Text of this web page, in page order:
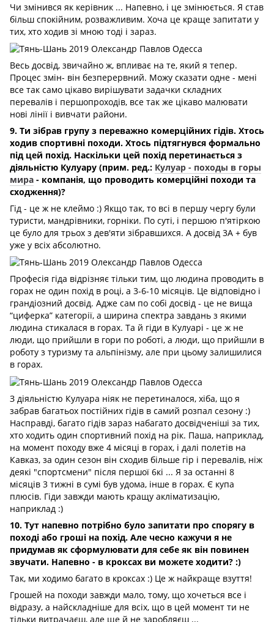
Чи змінився як керівник ... Напевно, і це змінюється. Я став
більш спокійним, розважливим. Хоча це краще запитати у
тих, хто ходив зі мною тоді і зараз.
Весь досвід, звичайно ж, впливає на те, який я тепер.
Процес змін- він безперервний. Можу сказати одне - мені
все так само цікаво вирішувати задачки складних
перевалів і першопроходів, все так же цікаво малювати
нові лінії і вивчати райони.
9. Ти зібрав групу з переважно комерційних гідів. Хтось
ходив спортивні походи. Хтось підтягнувся формально
під цей похід. Наскільки цей похід перетинається з
діяльністю Кулуару (прим. ред.: Кулуар - походы в горы
мира - компанія, що проводить комерційні походи та
сходження)?
Гід - це ж не клеймо :) Якщо так, то всі в першу чергу були
туристи, мандрівники, горніки. По суті, і першою п'ятіркою
це було для трьох з дев'яти зібравшихся. А досвід 3А + був
уже у всіх абсолютно.
Професія гіда відрізняє тільки тим, що людина проводить в
горах не один похід в році, а 3-6-10 місяців. Це відповідно і
грандіозний досвід. Адже сам по собі досвід - це не вища
“циферка” категорії, а ширина спектра завдань з якими
людина стикалася в горах. Та й гіди в Кулуарі - це ж не
люди, що прийшли в гори по роботі, а люди, що прийшли в
роботу з туризму та альпінізму, але при цьому залишилися
в горах.
З діяльністю Кулуара ніяк не перетиналося, хіба, що я
забрав багатьох постійних гідів в самий розпал сезону :)
Насправді, багато гідів зараз набагато досвідченіші за тих,
хто ходить один спортивний похід на рік. Паша, наприклад,
на момент походу вже 4 місяці в горах, і далі полетів на
Кавказ, за ​​один сезон він сходив більше гір і перевалів, ніж
деякі "спортсмени" після першої 6кі ... Я за останні 8
місяців 3 тижні в сумі був удома, інше в горах. Є купа
плюсів. Гіди завжди мають кращу акліматизацію,
наприклад :)
10. Тут напевно потрібно було запитати про спорягу в
поході або гроші на похід. Але чесно кажучи я не
придумав як сформулювати для себе як він повинен
звучати. Напевно - в кроксах ви можете ходити? :)
Так, ми ходимо багато в кроксах :) Це ж найкраще взуття!
Грошей на походи завжди мало, тому, що хочеться все і
відразу, а найскладніше для всіх, що в цей момент ти не
тільки витрачаєш, але ще й не заробляєш ...